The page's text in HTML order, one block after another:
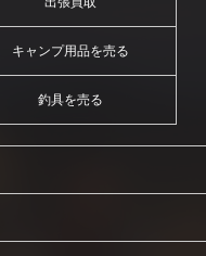
キャンプ用品を売る
釣具を売る